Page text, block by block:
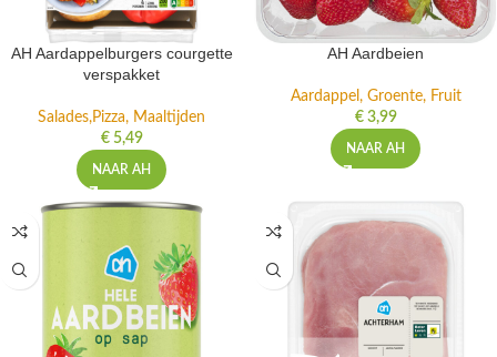
AH Aardappelburgers courgette
verspakket
Salades,Pizza, Maaltijden
€5,49
NAAR AH
AH Aardbeien
Aardappel, Groente, Fruit
€3,99
NAAR AH